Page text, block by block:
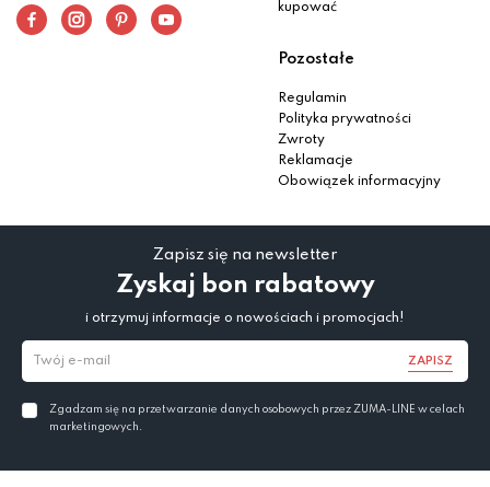
kupować
Pozostałe
Regulamin
Polityka prywatności
Zwroty
Reklamacje
Obowiązek informacyjny
Zapisz się na newsletter
Zyskaj bon rabatowy
i otrzymuj informacje o nowościach i promocjach!
ZAPISZ
Zgadzam się na przetwarzanie danych osobowych przez ZUMA-LINE w celach
marketingowych.